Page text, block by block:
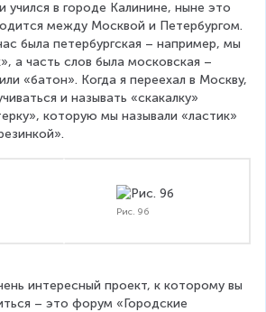
учился в городе Калинине, ныне это
между Москвой и Петербургом.
была петербургская – например, мы
а часть слов была московская –
«батон». Когда я переехал в Москву,
и называть «скакалку»
которую мы называли «ластик»
Рис. 9б
интересный проект, к которому вы
– это форум «Городские